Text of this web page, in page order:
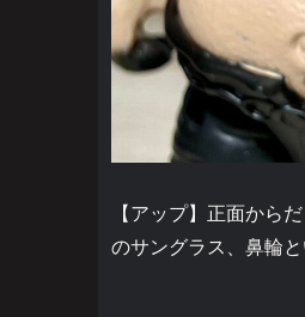
【アップ】正面から
のサングラス、鼻輪